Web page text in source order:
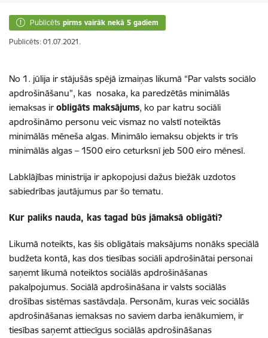
Publicēts pirms vairāk nekā 5 gadiem
Publicēts: 01.07.2021.
No 1. jūlija ir stājušās spējā izmaiņas likumā “Par valsts sociālo
apdrošināšanu”, kas nosaka, ka paredzētās minimālās
iemaksas ir obligāts maksājums, ko par katru sociāli
apdrošināmo personu veic vismaz no valstī noteiktās
minimālās mēneša algas. Minimālo iemaksu objekts ir trīs
minimālās algas – 1500 eiro ceturksnī jeb 500 eiro mēnesī.
Labklājības ministrija ir apkopojusi dažus biežāk uzdotos
sabiedrības jautājumus par šo tematu.
Kur paliks nauda, kas tagad būs jāmaksā obligāti?
Likumā noteikts, kas šis obligātais maksājums nonāks speciālā
budžeta kontā, kas dos tiesības sociāli apdrošinātai personai
saņemt likumā noteiktos sociālās apdrošināšanas
pakalpojumus. Sociālā apdrošināšana ir valsts sociālās
drošības sistēmas sastāvdaļa. Personām, kuras veic sociālās
apdrošināšanas iemaksas no saviem darba ienākumiem, ir
tiesības saņemt attiecīgus sociālās apdrošināšanas